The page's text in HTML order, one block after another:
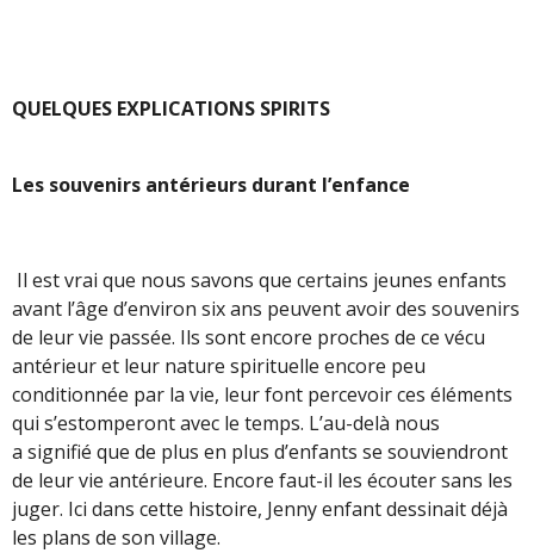
QUELQUES EXPLICATIONS SPIRITS
Les souvenirs antérieurs durant l’enfance
Il est vrai que nous savons que certains jeunes enfants
avant l’âge d’environ six ans peuvent avoir des souvenirs
de leur vie passée. Ils sont encore proches de ce vécu
antérieur et leur nature spirituelle encore peu
conditionnée par la vie, leur font percevoir ces éléments
qui s’estomperont avec le temps. L’au-delà nous
a signifié que de plus en plus d’enfants se souviendront
de leur vie antérieure. Encore faut-il les écouter sans les
juger. Ici dans cette histoire, Jenny enfant dessinait déjà
les plans de son village.